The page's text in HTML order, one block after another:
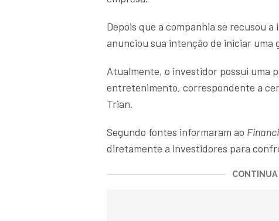
Depois que a companhia se recusou
anunciou sua intenção de iniciar
Atualmente, o investidor possui uma
entretenimento, correspondente a
Trian.
Segundo fontes informaram ao
diretamente a investidores para
CONTINUA